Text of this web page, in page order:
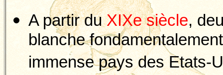
A partir duXIXe siècle,
blanche
immense pays des Etats-